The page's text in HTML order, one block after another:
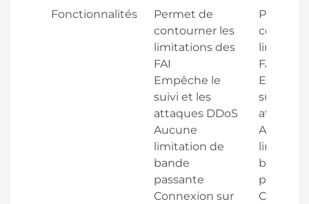
Fonctionnalités
Permet de
contourner les
limitations des
FAI
Empêche le
suivi et les
attaques DDoS
Aucune
limitation de
bande
passante
Connexion sur
Permet
FAI
suivi et
Aucune
bande
passante